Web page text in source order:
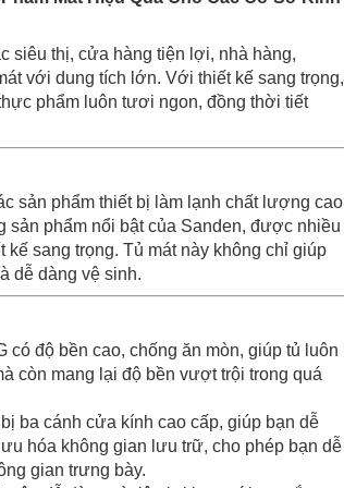
siêu thị, cửa hàng tiện lợi, nhà hàng,
với dung tích lớn. Với thiết kế sang trọng,
phẩm luôn tươi ngon, đồng thời tiết
sản phẩm thiết bị làm lạnh chất lượng cao
sản phẩm nổi bật của Sanden, được nhiều
sang trọng. Tủ mát này không chỉ giúp
dễ dàng vệ sinh.
độ bền cao, chống ăn mòn, giúp tủ luôn
còn mang lại độ bền vượt trội trong quá
ba cánh cửa kính cao cấp, giúp bạn dễ
hóa không gian lưu trữ, cho phép bạn dễ
gian trưng bày.